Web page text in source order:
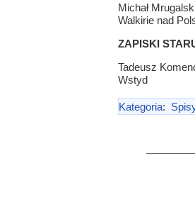
Michał
Walkirie nad
ZAPISKI
Tadeusz
Wstyd
Kategoria: